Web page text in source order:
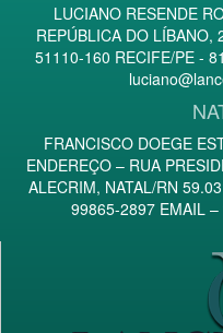
LUCIANO RESENDE
REPÚBLICA DO LÍBANO,
51110-160 RECIFE/PE -
FRANCISCO DOEGE
ENDEREÇO – RUA
ALECRIM, NATAL/RN
99865-2897 EMAIL –